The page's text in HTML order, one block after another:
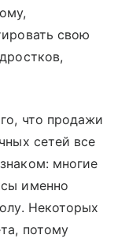
свою
что продажи
сетей все
многие
именно
Некоторых
потому